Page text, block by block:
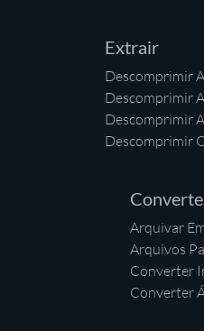
Extrair
Descomprimir
Descomprimir
Descomprimir
Descomprimir
Arquivar
Arquivos
Converter
Converter